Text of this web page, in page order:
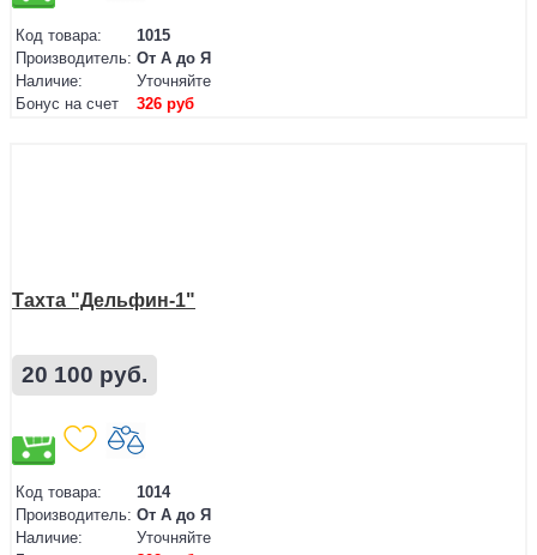
Код товара:
1015
Производитель: От А до Я
Наличие:
Уточняйте
Бонус на счет
326 руб
Тахта "Дельфин-1"
20 100 руб.
Код товара:
1014
Производитель: От А до Я
Наличие:
Уточняйте